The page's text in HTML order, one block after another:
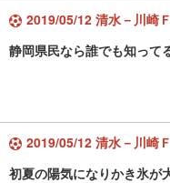
2019/05/12 清水－川崎Ｆ
静岡県民なら誰でも知って
2019/05/12 清水－川崎Ｆ
初夏の陽気になりかき氷が